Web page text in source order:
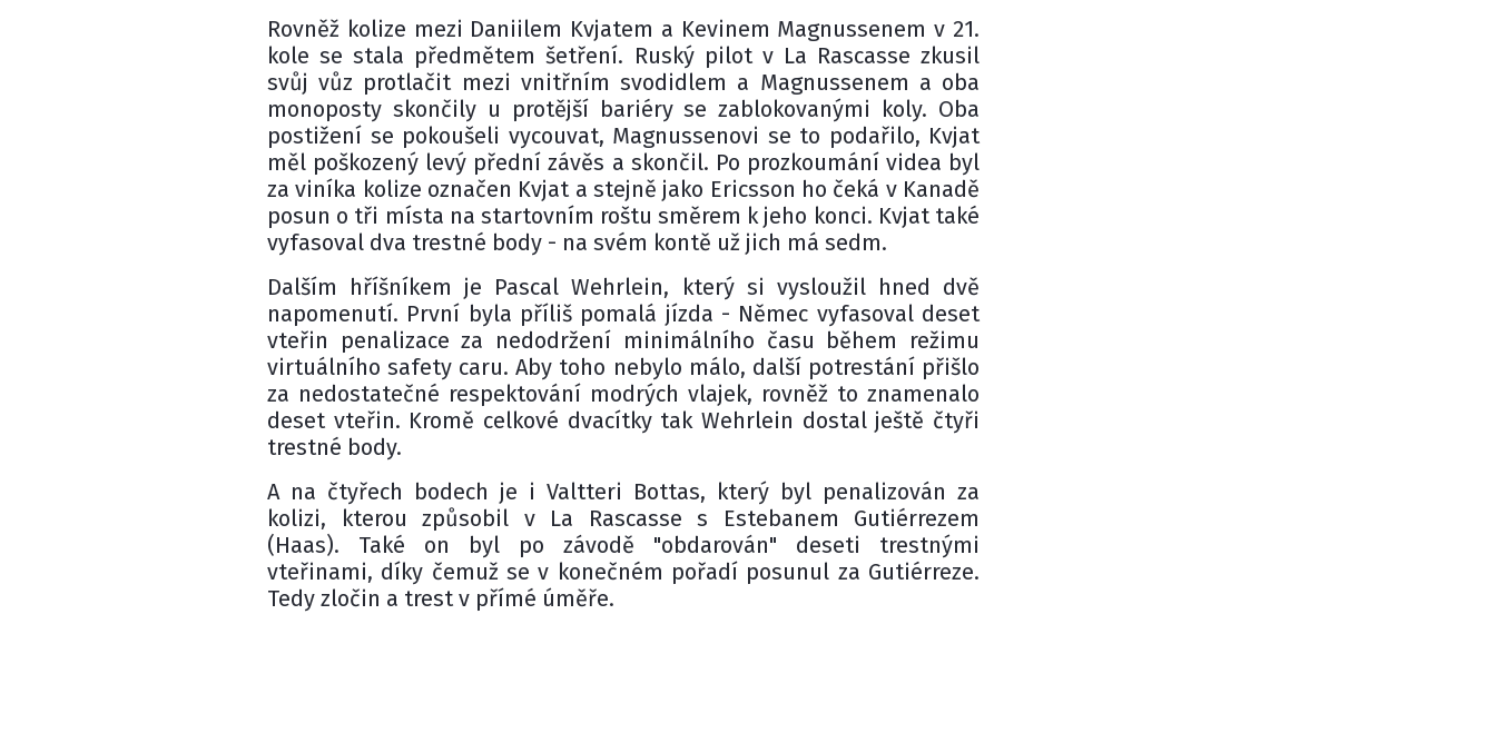
Rovněž kolize mezi Daniilem Kvjatem a Kevinem Magnussenem v 21.
kole se stala předmětem šetření. Ruský pilot v La Rascasse zkusil
svůj vůz protlačit mezi vnitřním svodidlem a Magnussenem a oba
monoposty skončily u protější bariéry se zablokovanými koly. Oba
postižení se pokoušeli vycouvat, Magnussenovi se to podařilo, Kvjat
měl poškozený levý přední závěs a skončil. Po prozkoumání videa byl
za viníka kolize označen Kvjat a stejně jako Ericsson ho čeká v Kanadě
posun o tři místa na startovním roštu směrem k jeho konci. Kvjat také
vyfasoval dva trestné body - na svém kontě už jich má sedm.
Dalším hříšníkem je Pascal Wehrlein, který si vysloužil hned dvě
napomenutí. První byla příliš pomalá jízda - Němec vyfasoval deset
vteřin penalizace za nedodržení minimálního času během režimu
virtuálního safety caru. Aby toho nebylo málo, další potrestání přišlo
za nedostatečné respektování modrých vlajek, rovněž to znamenalo
deset vteřin. Kromě celkové dvacítky tak Wehrlein dostal ještě čtyři
trestné body.
A na čtyřech bodech je i Valtteri Bottas, který byl penalizován za
kolizi, kterou způsobil v La Rascasse s Estebanem Gutiérrezem
(Haas). Také on byl po závodě "obdarován" deseti trestnými
vteřinami, díky čemuž se v konečném pořadí posunul za Gutiérreze.
Tedy zločin a trest v přímé úměře.